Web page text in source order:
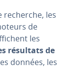
recherche, les
de
les
résultats de
données, les